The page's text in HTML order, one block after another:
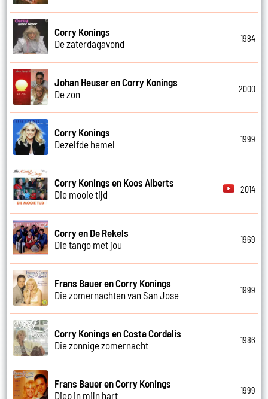
Corry Konings
De zaterdagavond
1984
Johan Heuser en Corry Konings
De zon
2000
Corry Konings
Dezelfde hemel
1999
Corry Konings en Koos Alberts
Die mooie tijd
2014
Corry en De Rekels
Die tango met jou
1969
Frans Bauer en Corry Konings
Die zomernachten van San Jose
1999
Corry Konings en Costa Cordalis
Die zonnige zomernacht
1986
Frans Bauer en Corry Konings
Diep in mijn hart
1999